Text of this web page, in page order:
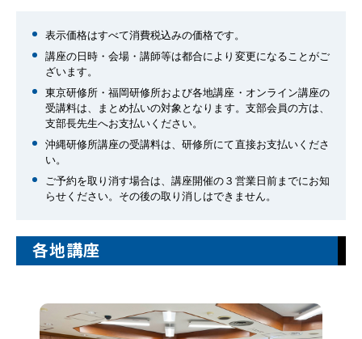
表示価格はすべて消費税込みの価格です。
講座の日時・会場・講師等は都合により変更になることがご
ざいます。
東京研修所・福岡研修所および各地講座・オンライン講座の
受講料は、まとめ払いの対象となります。支部会員の方は、
支部長先生へお支払いください。
沖縄研修所講座の受講料は、研修所にて直接お支払いくださ
い。
ご予約を取り消す場合は、講座開催の３営業日前までにお知
らせください。その後の取り消しはできません。
各地講座